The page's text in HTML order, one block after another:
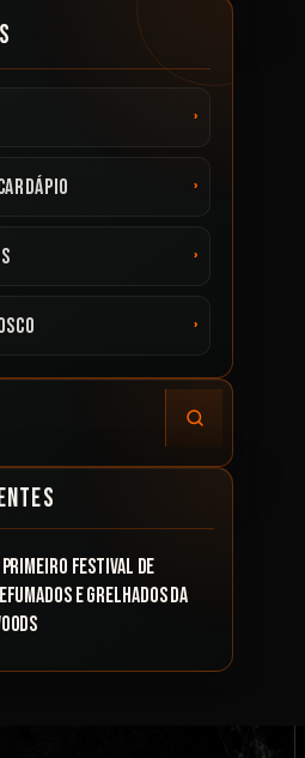
›
›
›
›
Primeiro festival de
e grelhados da